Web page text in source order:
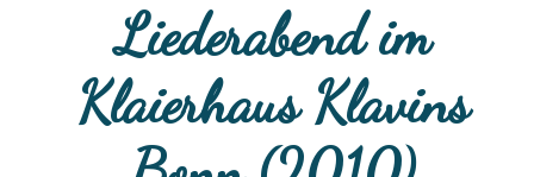
Liederabend im
Klaierhaus Klavins